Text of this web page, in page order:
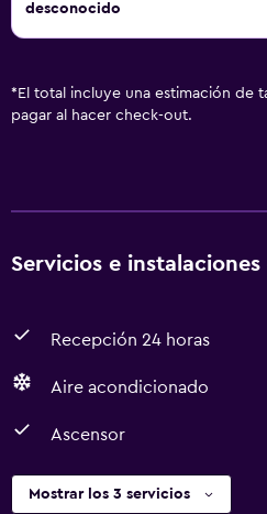
desconocido
* El total incluye una estimación de
pagar al hacer check-out.
Servicios e instalaciones
Recepción 24 horas
Aire acondicionado
Ascensor
Mostrar los 3 servicios